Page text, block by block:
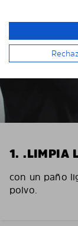
1. .LIMPIA
con un paño
polvo.